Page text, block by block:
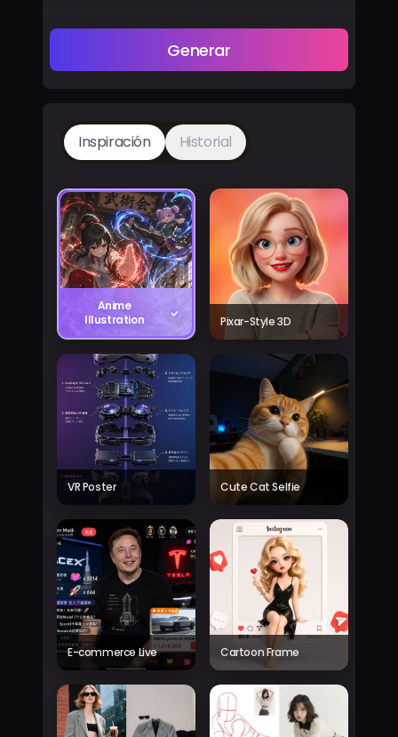
Generar
Inspiración Historial
Anime
Illustration
Pixar-Style 3D
VR Poster Cute Cat Selfie
E-commerce Live Cartoon Frame